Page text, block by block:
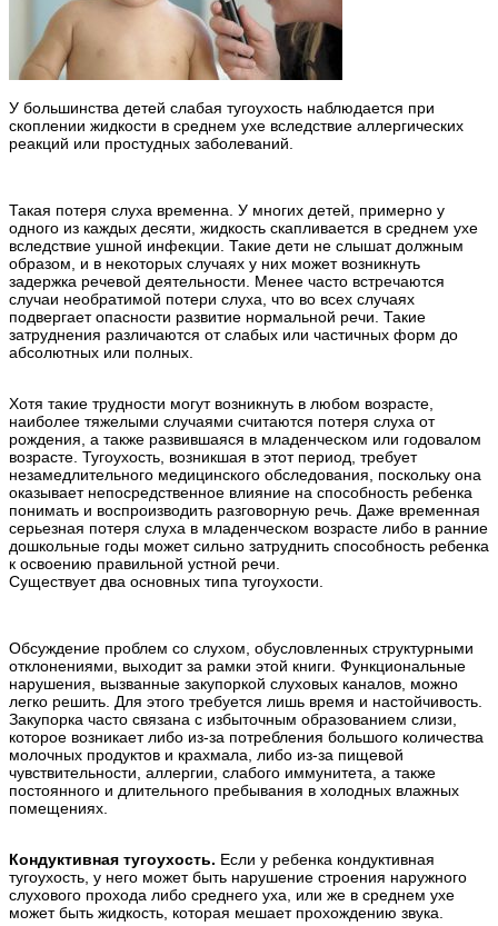
У большинства детей слабая тугоухость наблюдается при
скоплении жидкости в среднем ухе вследствие аллергических
реакций или простудных заболеваний.
Такая потеря слуха временна. У многих детей, примерно у
одного из каждых десяти, жидкость скапливается в среднем ухе
вследствие ушной инфекции. Такие дети не слышат должным
образом, и в некоторых случаях у них может возникнуть
задержка речевой деятельности. Менее часто встречаются
случаи необратимой потери слуха, что во всех случаях
подвергает опасности развитие нормальной речи. Такие
затруднения различаются от слабых или частичных форм до
абсолютных или полных.
Хотя такие трудности могут возникнуть в любом возрасте,
наиболее тяжелыми случаями считаются потеря слуха от
рождения, а также развившаяся в младенческом или годовалом
возрасте. Тугоухость, возникшая в этот период, требует
незамедлительного медицинского обследования, поскольку она
оказывает непосредственное влияние на способность ребенка
понимать и воспроизводить разговорную речь. Даже временная
серьезная потеря слуха в младенческом возрасте либо в ранние
дошкольные годы может сильно затруднить способность ребенка
к освоению правильной устной речи.
Существует два основных типа тугоухости.
Обсуждение проблем со слухом, обусловленных структурными
отклонениями, выходит за рамки этой книги. Функциональные
нарушения, вызванные закупоркой слуховых каналов, можно
легко решить. Для этого требуется лишь время и настойчивость.
Закупорка часто связана с избыточным образованием слизи,
которое возникает либо из-за потребления большого количества
молочных продуктов и крахмала, либо из-за пищевой
чувствительности, аллергии, слабого иммунитета, а также
постоянного и длительного пребывания в холодных влажных
помещениях.
Кондуктивная тугоухость. Если у ребенка кондуктивная
тугоухость, у него может быть нарушение строения наружного
слухового прохода либо среднего уха, или же в среднем ухе
может быть жидкость, которая мешает прохождению звука.